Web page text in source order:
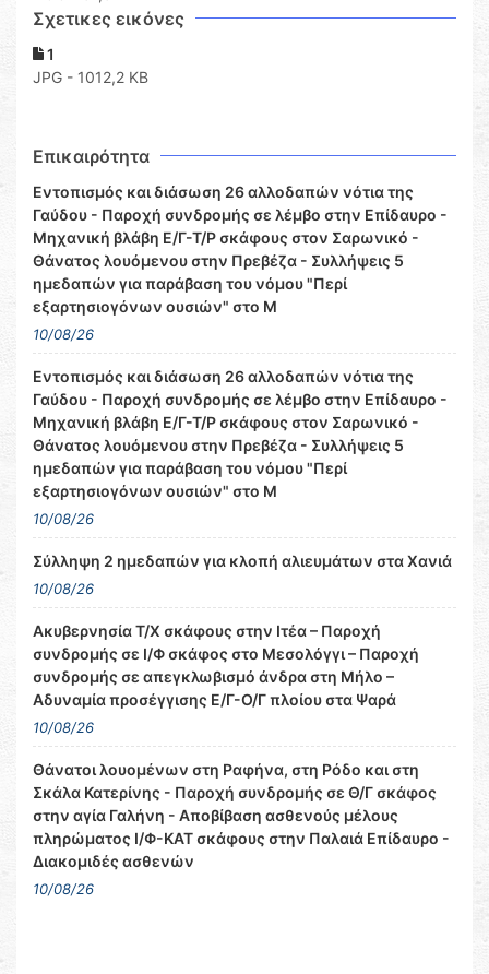
Σχετικες εικόνες
1
JPG - 1012,2 KB
Επικαιρότητα
Εντοπισμός και διάσωση 26 αλλοδαπών νότια της
Γαύδου - Παροχή συνδρομής σε λέμβο στην Επίδαυρο -
Μηχανική βλάβη Ε/Γ-Τ/Ρ σκάφους στον Σαρωνικό -
Θάνατος λουόμενου στην Πρεβέζα - Συλλήψεις 5
ημεδαπών για παράβαση του νόμου "Περί
εξαρτησιογόνων ουσιών" στο Μ
10/08/26
Εντοπισμός και διάσωση 26 αλλοδαπών νότια της
Γαύδου - Παροχή συνδρομής σε λέμβο στην Επίδαυρο -
Μηχανική βλάβη Ε/Γ-Τ/Ρ σκάφους στον Σαρωνικό -
Θάνατος λουόμενου στην Πρεβέζα - Συλλήψεις 5
ημεδαπών για παράβαση του νόμου "Περί
εξαρτησιογόνων ουσιών" στο Μ
10/08/26
Σύλληψη 2 ημεδαπών για κλοπή αλιευμάτων στα Χανιά
10/08/26
Ακυβερνησία Τ/Χ σκάφους στην Ιτέα – Παροχή
συνδρομής σε Ι/Φ σκάφος στο Μεσολόγγι – Παροχή
συνδρομής σε απεγκλωβισμό άνδρα στη Μήλο –
Αδυναμία προσέγγισης Ε/Γ-Ο/Γ πλοίου στα Ψαρά
10/08/26
Θάνατοι λουομένων στη Ραφήνα, στη Ρόδο και στη
Σκάλα Κατερίνης - Παροχή συνδρομής σε Θ/Γ σκάφος
στην αγία Γαλήνη - Αποβίβαση ασθενούς μέλους
πληρώματος Ι/Φ-ΚΑΤ σκάφους στην Παλαιά Επίδαυρο -
Διακομιδές ασθενών
10/08/26